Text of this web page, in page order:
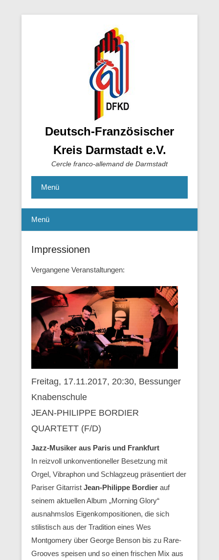
Deutsch-Französischer
Kreis Darmstadt e.V.
Cercle franco-allemand de Darmstadt
Menü
Menü
Impressionen
Vergangene Veranstaltungen:
Freitag, 17.11.2017, 20:30, Bessunger
Knabenschule
JEAN-PHILIPPE BORDIER
QUARTETT (F/D)
Jazz-Musiker aus Paris und Frankfurt
In reizvoll unkonventioneller Besetzung mit
Orgel, Vibraphon und Schlagzeug präsentiert der
Pariser Gitarrist Jean-Philippe Bordier auf
seinem aktuellen Album „Morning Glory“
ausnahmslos Eigenkompositionen, die sich
stilistisch aus der Tradition eines Wes
Montgomery über George Benson bis zu Rare-
Grooves speisen und so einen frischen Mix aus